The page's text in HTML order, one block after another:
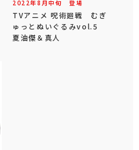
2022年8 月中旬 登場
TVアニメ 呪術廻戦 むぎ
ゅっとぬいぐるみvol.5
夏油傑＆真人